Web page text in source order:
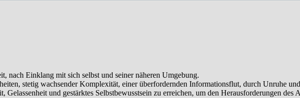
nach Einklang mit sich selbst und seiner näheren Umgebung.
stetig wachsender Komplexität, einer überfordernden Informationsflut, durch Unruhe
und gestärktes Selbstbewusstsein zu erreichen, um den Herausforderungen des